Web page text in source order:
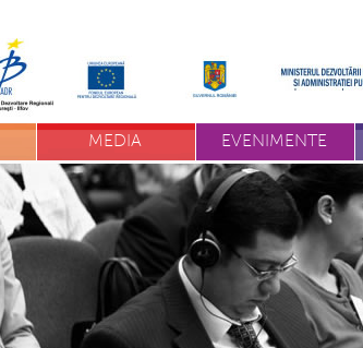
MEDIA EVENIMENTE